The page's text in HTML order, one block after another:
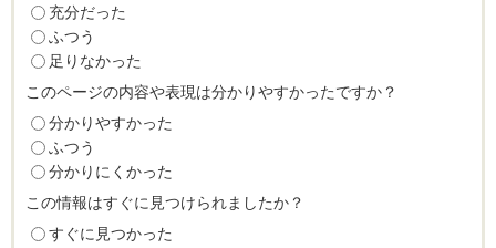
充分だった
ふつう
足りなかった
このページの内容や表現は分かりやすかったですか？
分かりやすかった
ふつう
分かりにくかった
この情報はすぐに見つけられましたか？
すぐに見つかった